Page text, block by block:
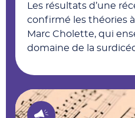
Les résultats d’une
confirmé les théories
Marc Cholette, qui
domaine de la